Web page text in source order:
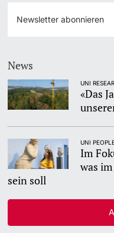
Newsletter abonnieren
News
UNI
«Das
UNI
Im
was
sein soll